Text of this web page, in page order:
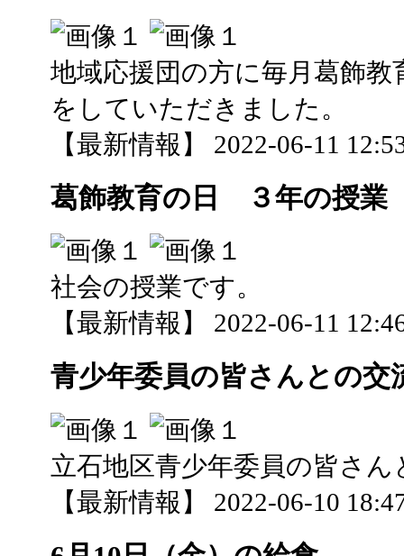
地域応援団の方に毎月葛飾
をしていただきました。
【最新情報】 2022-06-11
葛飾教育の日 ３年の授業
社会の授業です。
【最新情報】 2022-06-11
青少年委員の皆さんとの交
立石地区青少年委員の皆さ
【最新情報】 2022-06-10